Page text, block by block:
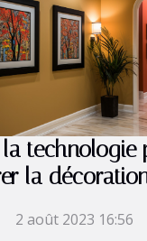
technologie
la
2 août 2023 16:56